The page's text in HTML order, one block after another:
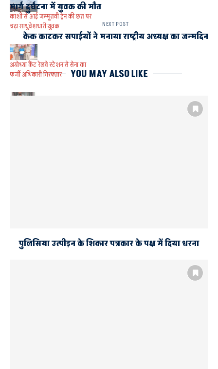
काशी से आई जम्मूतवी ट्रेन की छत पर
चढ़ा साधुवेशधारी युवक
अयोध्या कैंट रेलवे स्टेशन से सेना का
फर्जी अधिकारी गिरफ्तार
मार्ग दुर्घटना में युवक की मौत
NEXT POST
केक काटकर सपाईयों ने मनाया राष्ट्रीय अध्यक्ष का जन्मदिन
YOU MAY ALSO LIKE
पुलिसिया उत्पीड़न के शिकार पत्रकार के पक्ष में दिया धरना